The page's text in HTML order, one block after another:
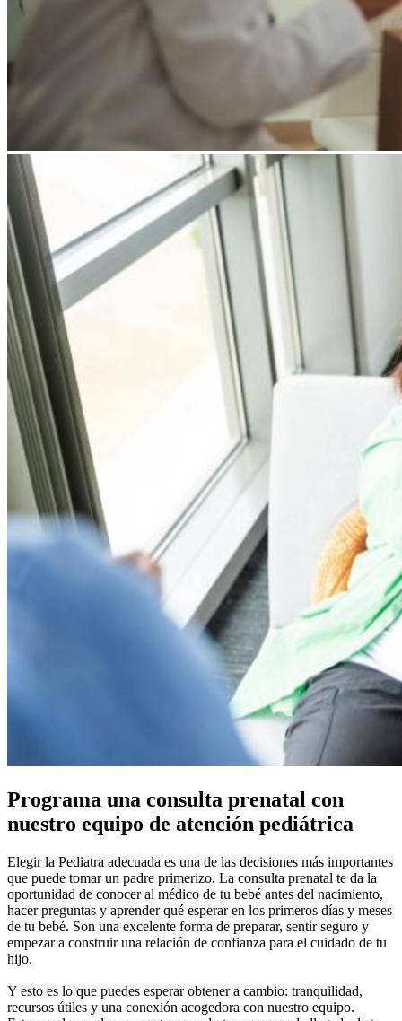
Programa una consulta prenatal con
nuestro equipo de atención pediátrica
Elegir la Pediatra adecuada es una de las decisiones más importantes
que puede tomar un padre primerizo. La consulta prenatal te da la
oportunidad de conocer al médico de tu bebé antes del nacimiento,
hacer preguntas y aprender qué esperar en los primeros días y meses
de tu bebé. Son una excelente forma de preparar, sentir seguro y
empezar a construir una relación de confianza para el cuidado de tu
hijo.
Y esto es lo que puedes esperar obtener a cambio: tranquilidad,
recursos útiles y una conexión acogedora con nuestro equipo.